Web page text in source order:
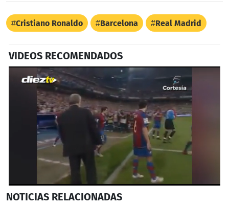
Cristiano Ronaldo Barcelona Real Madrid
VIDEOS RECOMENDADOS
seconds
NOTICIAS RELACIONADAS